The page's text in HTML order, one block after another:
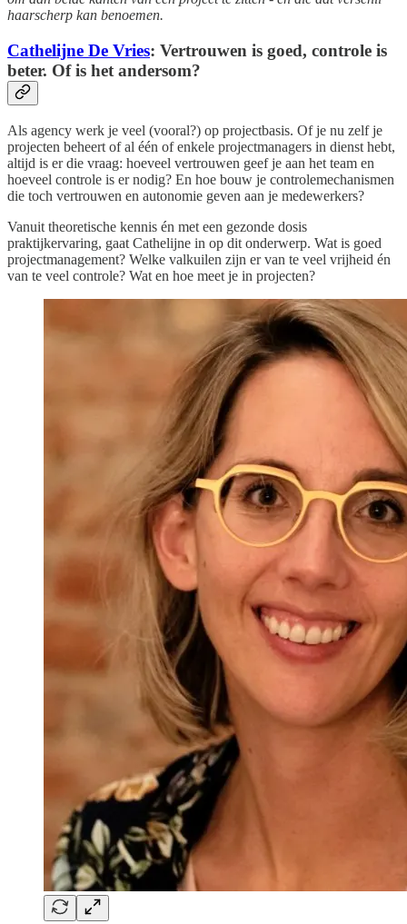
haarscherp kan benoemen.
Cathelijne De Vries: Vertrouwen is goed, controle is
beter. Of is het andersom?
Als agency werk je veel (vooral?) op projectbasis. Of je nu zelf je
projecten beheert of al één of enkele projectmanagers in dienst hebt,
altijd is er die vraag: hoeveel vertrouwen geef je aan het team en
hoeveel controle is er nodig? En hoe bouw je controlemechanismen
die toch vertrouwen en autonomie geven aan je medewerkers?
Vanuit theoretische kennis én met een gezonde dosis
praktijkervaring, gaat Cathelijne in op dit onderwerp. Wat is goed
projectmanagement? Welke valkuilen zijn er van te veel vrijheid én
van te veel controle? Wat en hoe meet je in projecten?